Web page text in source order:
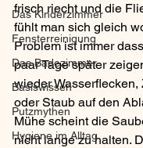
Das Kinderzimmer
Fensterreinigung
Das Badezimmer
Basiswissen
Putzmythen
Hygiene im Alltag
frisch riecht und die
fühlt man sich gleich
Problem ist immer
paar Tage später
wieder
oder Staub auf den
Mühe scheint die
nicht lange zu halten.